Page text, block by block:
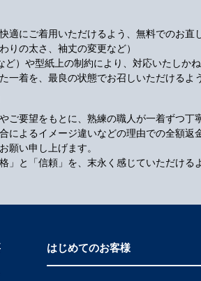
適にご着用いただけるよう、無料でのお直
りの太さ、袖丈の変更など）
）や型紙上の制約により、対応いたしか
一着を、最良の状態でお召しいただけるよ
ご要望をもとに、熟練の職人が一着ずつ丁
によるイメージ違いなどの理由での全額返
願い申し上げます。
」と「信頼」を、末永く感じていただける
はじめてのお客様